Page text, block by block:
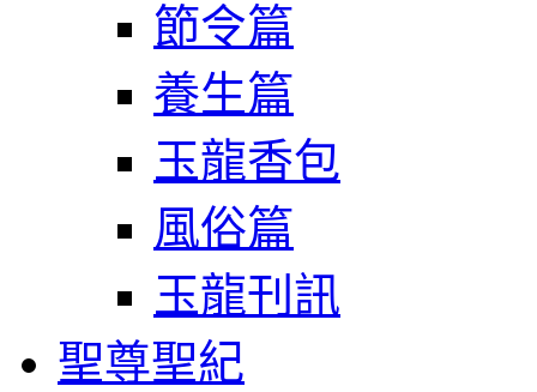
節令篇
養生篇
玉龍香包
風俗篇
玉龍刊訊
聖尊聖紀